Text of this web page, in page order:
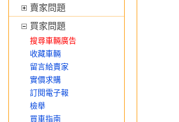
賣家問題
買家問題
搜尋車輛廣告
收藏車輛
留言給賣家
實價求購
訂閱電子報
檢舉
買車指南